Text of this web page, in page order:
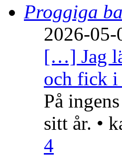
Proggiga
2026-05-
[…] Jag
och fick i
På
sitt år. •
4